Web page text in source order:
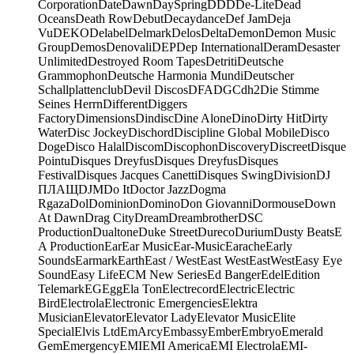
CorporationDateDawnDaySpringDDDDe-LiteDead
OceansDeath RowDebutDecaydanceDef JamDeja
VuDEKODelabelDelmarkDelosDeltaDemonDemon Music
GroupDemosDenovaliDEPDep InternationalDeramDesaster
UnlimitedDestroyed Room TapesDetritiDeutsche
GrammophonDeutsche Harmonia MundiDeutscher
SchallplattenclubDevil DiscosDFADGCdh2Die Stimme
Seines HerrnDifferentDiggers
FactoryDimensionsDindiscDine AloneDinoDirty HitDirty
WaterDisc JockeyDischordDiscipline Global MobileDisco
DogeDisco HalalDiscomDiscophonDiscoveryDiscreetDisque
PointuDisques DreyfusDisques DreyfusDisques
FestivalDisques Jacques CanettiDisques SwingDivisionDJ
ПЛАЩDJMDo ItDoctor JazzDogma
RgazaDolDominionDominoDon GiovanniDormouseDown
At DawnDrag CityDreamDreambrotherDSC
ProductionDualtoneDuke StreetDurecoDuriumDusty BeatsE
A ProductionEarEar MusicEar-MusicEaracheEarly
SoundsEarmarkEarthEast / WestEast WestEastWestEasy Eye
SoundEasy LifeECM New SeriesEd BangerEdelEdition
TelemarkEGEggEla TonElectrecordElectricElectric
BirdElectrolaElectronic EmergenciesElektra
MusicianElevatorElevator LadyElevator MusicElite
SpecialElvis LtdEmArcyEmbassyEmberEmbryoEmerald
GemEmergencyEMIEMI AmericaEMI ElectrolaEMI-